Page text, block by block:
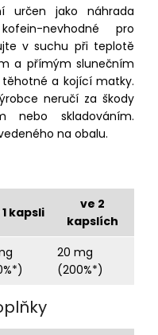
určen jako náhrada
nevhodné pro
v suchu při teplotě
a přímým slunečním
a kojící matky.
neručí za škody
nebo skladováním.
na obalu.
kapsli
ve 2
kapslích
20 mg
(200%*)